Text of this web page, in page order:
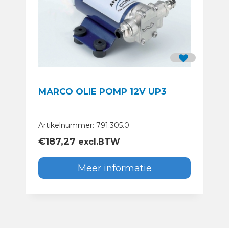
MARCO OLIE POMP 12V UP3
Artikelnummer: 791.305.0
€187,27 excl.BTW
Meer informatie